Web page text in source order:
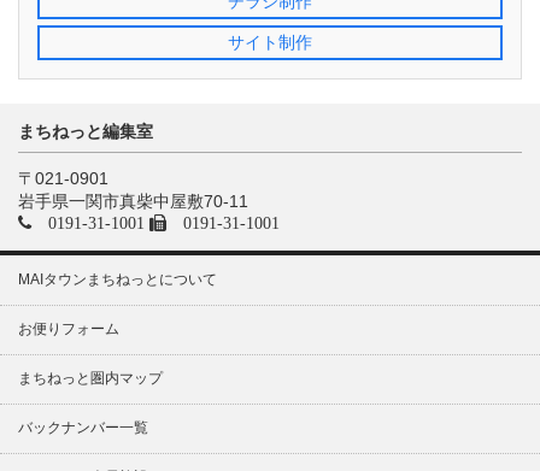
サイト制作
まちねっと編集室
〒021-0901
岩手県一関市真柴中屋敷70-11
0191-31-1001 0191-31-1001
MAIタウンまちねっとについて
お便りフォーム
まちねっと圏内マップ
バックナンバー一覧